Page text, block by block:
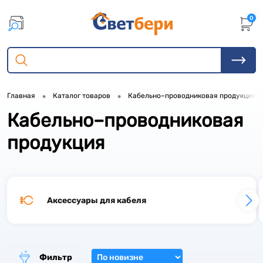
0
Главная • Каталог товаров • Кабельно–проводниковая продукция
Кабельно–проводниковая
продукция
Аксессуары для кабеля
72
1
5
Фильтр